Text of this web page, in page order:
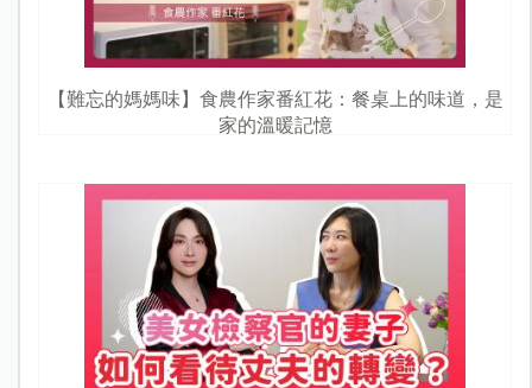
【難忘的媽媽味】食農作家番紅花：餐桌上的味道，是
家的溫暖記憶